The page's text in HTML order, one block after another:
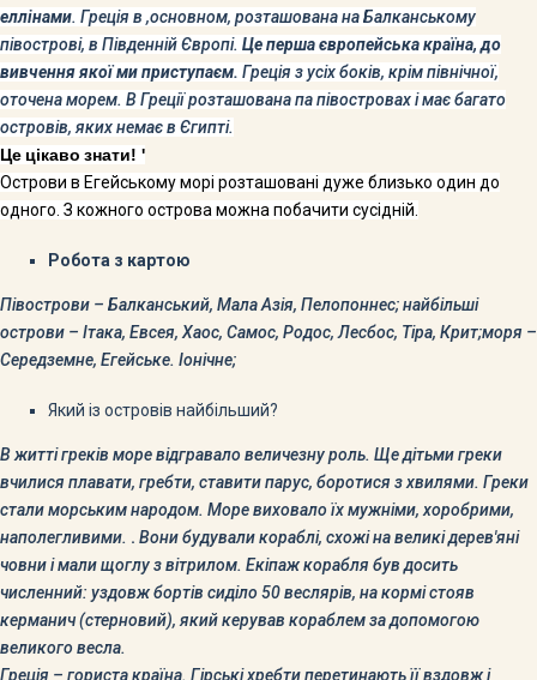
еллінами. Греція в ,основном, розташована на Балканському
півострові, в Південній Європі. Це перша європейська країна, до
вивчення якоїми приступаєм. Греція з усіх боків, крім північної,
оточена морем. В Греції розташована па півостровах і має багато
островів, яких немає в Єгипті.
Це цікаво знати! '
Острови в Егейському морі розташовані дуже близько один до
одного. З кожного острова можна побачити сусідній.
Робота з картою
Півострови – Балканський, Мала Азія, Пелопоннес; найбільші
острови – Ітака, Евсея, Хаос, Самос, Родос, Лесбос, Тіра, Крит;моря –
Середземне, Егейське. Іонічне;
Який із островів найбільший?
В житті греків море відгравало величезну роль. Ще дітьми греки
вчилися плавати, гребти, ставити парус, боротися з хвилями. Греки
стали морським народом. Море виховало їх мужніми, хоробрими,
наполегливими. . Вони будували кораблі, схожі на великі дерев'яні
човни і мали щоглу з вітрилом. Екіпаж корабля був досить
численний: уздовж бортів сиділо 50 веслярів, на кормі стояв
керманич (стерновий), який керував кораблем за допомогою
великого весла.
Греція – гориста країна. Гірські хребти перетинають її вздовж і